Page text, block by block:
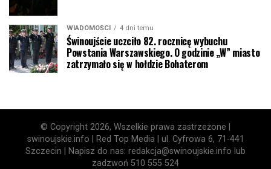
WIADOMOŚCI 4 dni temu
Świnoujście uczciło 82. rocznicę wybuchu
Powstania Warszawskiego. O godzinie „W” miasto
zatrzymało się w hołdzie Bohaterom
© Copyright 2026, Wszelkie prawa zastrzeżone |
swinoujskie.info | Red Top Media | ul. Cyfrowa 6, 71-441
Szczecin | Napisz do nas: redakcja@swinoujskie.info lub
zadzwoń 510 555 524